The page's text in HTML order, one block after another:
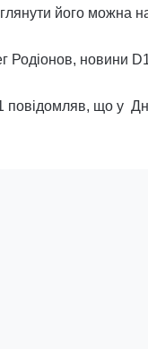
його можна
Родіонов, новини
повідомляв, що у